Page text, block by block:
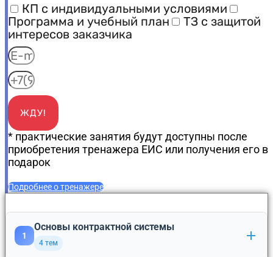
КП с индивидуальными условиями
Программа и учебный план
ТЗ с защитой
интересов заказчика
ЖДУ!
* практические занятия будут доступны после
приобретения тренажера ЕИС или получения его в
подарок
Подробнее о тренажере
1
Основы контрактной системы
4 тем